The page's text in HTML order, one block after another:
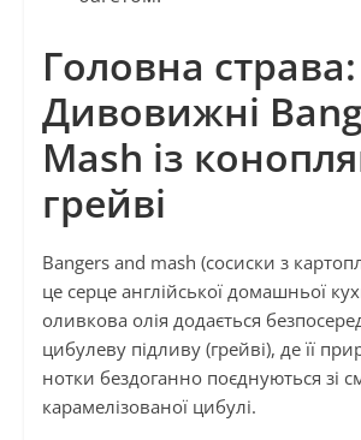
Головна страва:
Дивовижні
Mash із
грейві
Bangers and mash (сосиски з
це серце англійської домашньої
оливкова олія додається
цибулеву підливу (грейві), де її
нотки бездоганно поєднуються зі
карамелізованої цибулі.